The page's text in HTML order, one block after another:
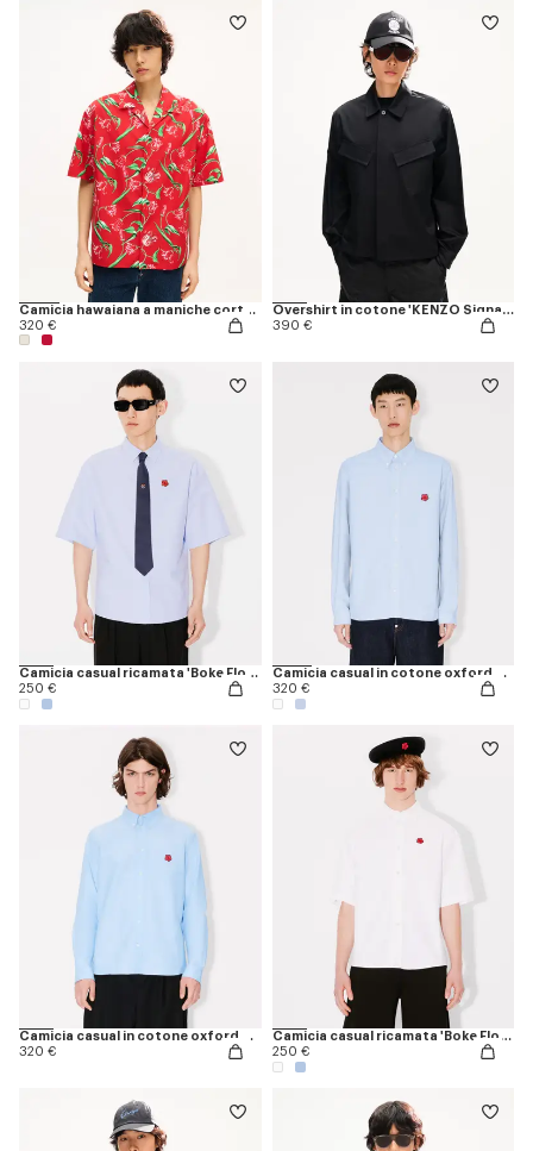
Camicia hawaiana a maniche corte in cotone 'KENZO Tulip'
320 €
Overshirt in cotone 'KENZO Signature'
390 €
Camicia casual ricamata 'Boke Flower'
250 €
Camicia casual in cotone oxford con ricamo 'Boke Flower'
320 €
Camicia casual in cotone oxford con ricamo 'Boke Flower'
320 €
Camicia casual ricamata 'Boke Flower'
250 €